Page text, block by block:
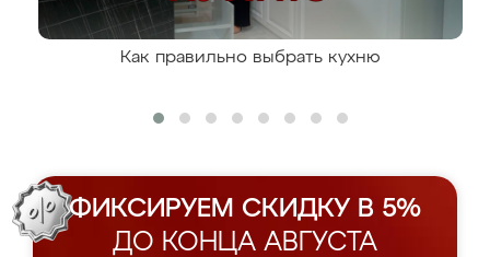
Как правильно выбрать кухню
ФИКСИРУЕМ СКИДКУ В 5%
ДО КОНЦА АВГУСТА